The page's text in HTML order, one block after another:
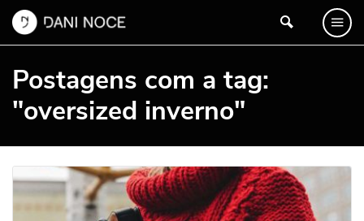
Postagens com a tag:
"oversized inverno"